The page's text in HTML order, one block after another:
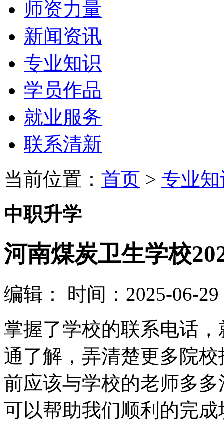
师资力量
新闻资讯
专业知识
学员作品
就业服务
联系清新
当前位置： 首页 > 专业
中职升学
河南煤炭卫生学校
编辑：
时间：2025-06-29
掌握了学校的联系电话
通了解，弄清楚更多院
前应该与学校的老师多
可以帮助我们顺利的完